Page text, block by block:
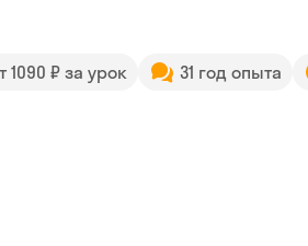
1090 ₽ за урок 31 год опыта